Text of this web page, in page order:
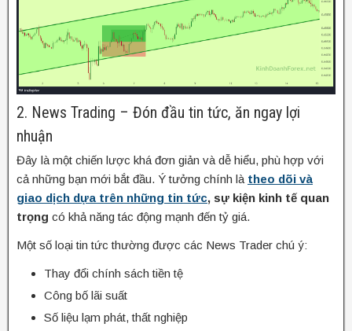
2. News Trading – Đón đầu tin tức, ăn ngay lợi
nhuận
Đây là một chiến lược khá đơn giản và dễ hiểu, phù hợp với
cả những bạn mới bắt đầu. Ý tưởng chính là theo dõi và
giao dịch dựa trên những tin tức, sự kiện kinh tế quan
trọng có khả năng tác động mạnh đến tỷ giá.
Một số loại tin tức thường được các News Trader chú ý:
Thay đổi chính sách tiền tệ
Công bố lãi suất
Số liệu lạm phát, thất nghiệp